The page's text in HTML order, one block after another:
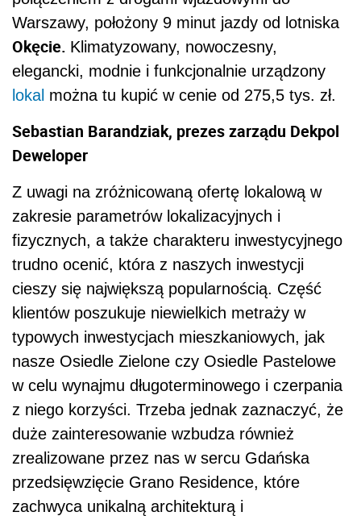
Warszawy, położony 9 minut jazdy od lotniska
Okęcie. Klimatyzowany, nowoczesny,
elegancki, modnie i funkcjonalnie urządzony
lokal można tu kupić w cenie od 275,5 tys. zł.
Sebastian Barandziak, prezes zarządu Dekpol
Deweloper
Z uwagi na zróżnicowaną ofertę lokalową w
zakresie parametrów lokalizacyjnych i
fizycznych, a także charakteru inwestycyjnego
trudno ocenić, która z naszych inwestycji
cieszy się największą popularnością. Część
klientów poszukuje niewielkich metraży w
typowych inwestycjach mieszkaniowych, jak
nasze Osiedle Zielone czy Osiedle Pastelowe
w celu wynajmu długoterminowego i czerpania
z niego korzyści. Trzeba jednak zaznaczyć, że
duże zainteresowanie wzbudza również
zrealizowane przez nas w sercu Gdańska
przedsięwzięcie Grano Residence, które
zachwyca unikalną architekturą i